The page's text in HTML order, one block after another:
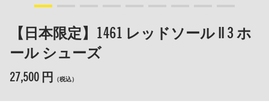
【日本限定】1461 レッドソール II 3 ホ
ール シューズ
27,500 円 （税込）